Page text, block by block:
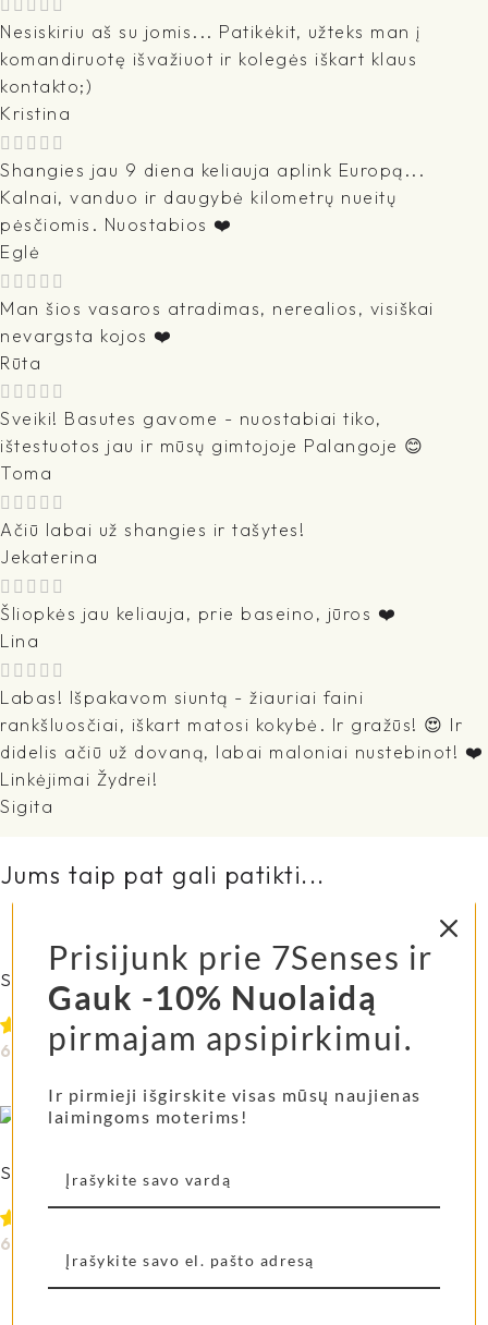
Nesiskiriu aš su jomis... Patikėkit, užteks man į
komandiruotę išvažiuot ir kolegės iškart klaus
kontakto;)
Kristina
Shangies jau 9 diena keliauja aplink Europą...
Kalnai, vanduo ir daugybė kilometrų nueitų
pėsčiomis. Nuostabios ❤️
Eglė
Man šios vasaros atradimas, nerealios, visiškai
nevargsta kojos ❤️
Rūta
Sveiki! Basutes gavome - nuostabiai tiko,
ištestuotos jau ir mūsų gimtojoje Palangoje 😊
Toma
Ačiū labai už shangies ir tašytes!
Jekaterina
Šliopkės jau keliauja, prie baseino, jūros ❤️
Lina
Labas! Išpakavom siuntą - žiauriai faini
rankšluosčiai, iškart matosi kokybė. Ir gražūs! 😍 Ir
didelis ačiū už dovaną, labai maloniai nustebinot! ❤️
Linkėjimai Žydrei!
Sigita
Jums taip pat gali patikti...
Shangies basutės Pearly Shades
69,00€
Shangies basutės Scarlet Sun
69,00
Prisijunk prie 7Senses ir
Gauk -10% Nuolaidą
pirmajam apsipirkimui.
Ir pirmieji išgirskite visas mūsų naujienas
laimingoms moterims!